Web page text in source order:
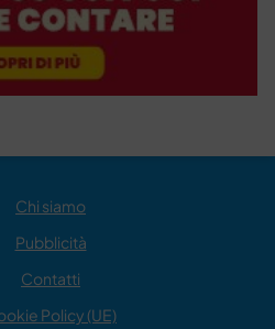
Chi siamo
Pubblicità
Contatti
Policy (UE)